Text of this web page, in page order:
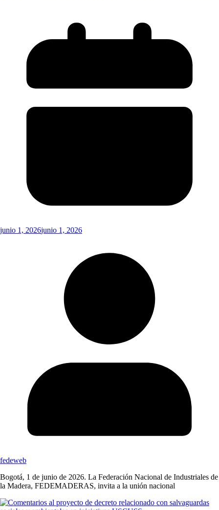
junio 1, 2026junio 1, 2026
fedeweb
Bogotá, 1 de junio de 2026. La Federación Nacional de Industriales de
la Madera, FEDEMADERAS, invita a la unión nacional